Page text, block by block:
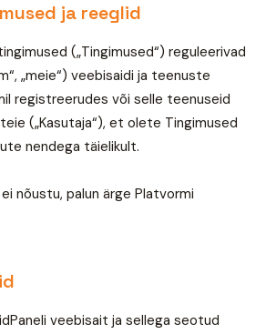
ja reeglid
(„Tingimused“) reguleerivad
„meie“) veebisaidi ja teenuste
registreerudes või selle teenuseid
(„Kasutaja“), et olete Tingimused
nendega täielikult.
nõustu, palun ärge Platvormi
veebisait ja sellega seotud